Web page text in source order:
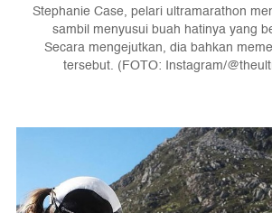
Stephanie Case, pelari ultramarathon
sambil menyusui buah hatinya yang
Secara mengejutkan, dia bahkan
tersebut. (FOTO: Instagram/